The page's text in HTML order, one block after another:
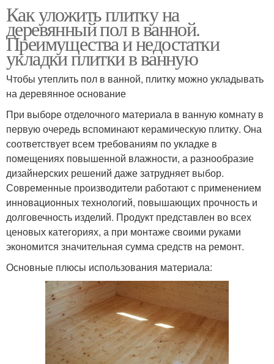
Как уложить плитку на
деревянный пол в ванной.
Преимущества и недостатки
укладки плитки в ванную
Чтобы утеплить пол в ванной, плитку можно укладывать
на деревянное основание
При выборе отделочного материала в ванную комнату в
первую очередь вспоминают керамическую плитку. Она
соответствует всем требованиям по укладке в
помещениях повышенной влажности, а разнообразие
дизайнерских решений даже затрудняет выбор.
Современные производители работают с применением
инновационных технологий, повышающих прочность и
долговечность изделий. Продукт представлен во всех
ценовых категориях, а при монтаже своими руками
экономится значительная сумма средств на ремонт.
Основные плюсы использования материала: